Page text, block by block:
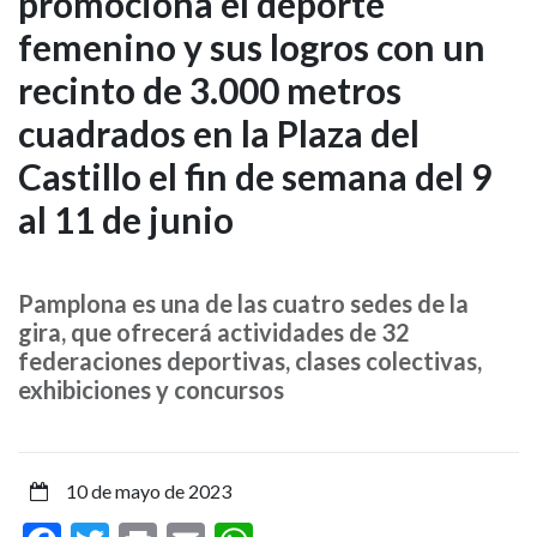
Tour
Universo
Mujer
promociona
el
femenino
y
logros
femenino y sus logros con un
recinto de 3.000 metros
cuadrados en la Plaza del
Castillo el fin de semana del 9
al 11 de junio
Pamplona es una de las cuatro sedes de la
gira, que ofrecerá actividades de 32
federaciones deportivas, clases colectivas,
exhibiciones y concursos
10 de mayo de 2023